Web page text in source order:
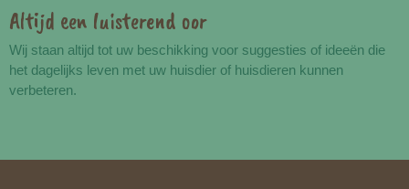
Altijd een luisterend oor
Wij staan altijd tot uw beschikking voor suggesties of ideeën die
het dagelijks leven met uw huisdier of huisdieren kunnen
verbeteren.